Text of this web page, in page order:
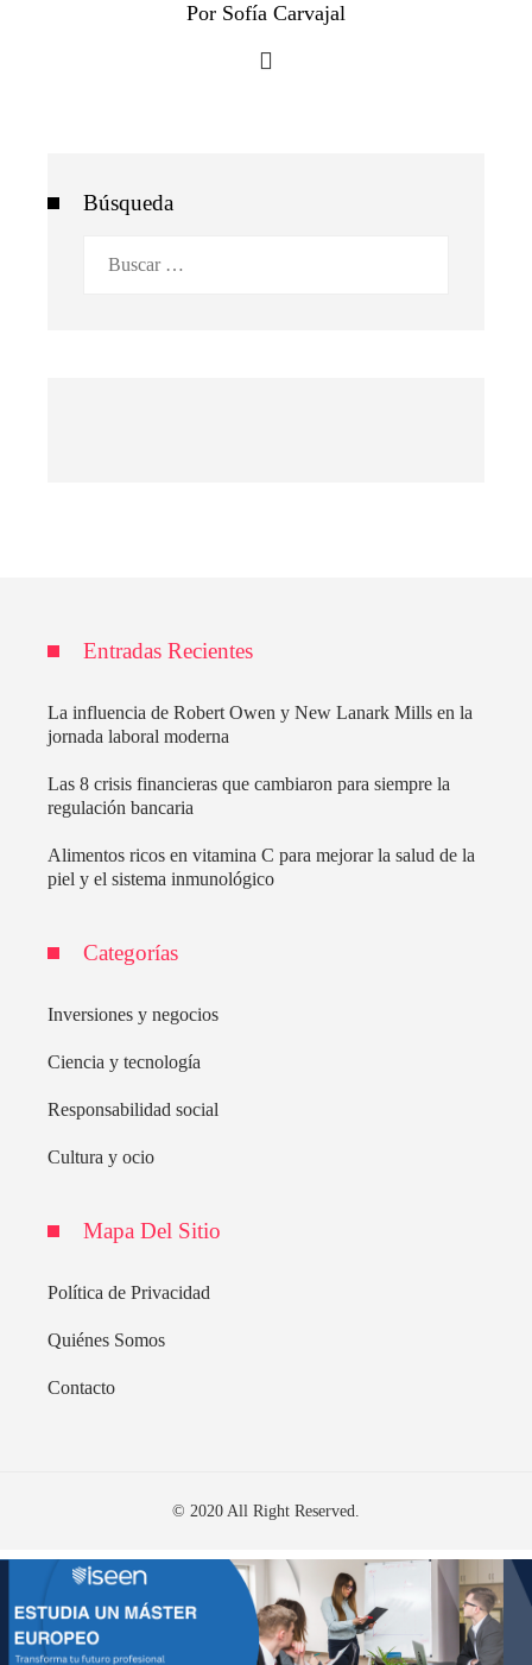
Por Sofía Carvajal
Búsqueda
Entradas Recientes
La influencia de Robert Owen y New Lanark Mills en la
jornada laboral moderna
Las 8 crisis financieras que cambiaron para siempre la
regulación bancaria
Alimentos ricos en vitamina C para mejorar la salud de la
piel y el sistema inmunológico
Categorías
Inversiones y negocios
Ciencia y tecnología
Responsabilidad social
Cultura y ocio
Mapa Del Sitio
Política de Privacidad
Quiénes Somos
Contacto
© 2020 All Right Reserved.